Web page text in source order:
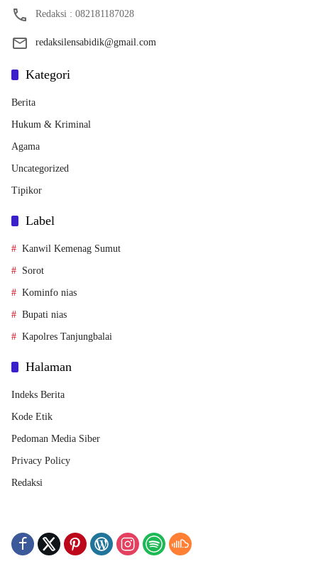
Redaksi : 082181187028
redaksilensabidik@gmail.com
Kategori
Berita
Hukum & Kriminal
Agama
Uncategorized
Tipikor
Label
Kanwil Kemenag Sumut
Sorot
Kominfo nias
Bupati nias
Kapolres Tanjungbalai
Halaman
Indeks Berita
Kode Etik
Pedoman Media Siber
Privacy Policy
Redaksi